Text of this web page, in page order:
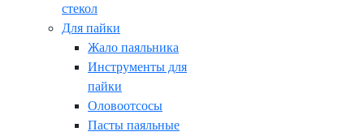
стекол
Для пайки
Жало паяльника
Инструменты для
пайки
Оловоотсосы
Пасты паяльные